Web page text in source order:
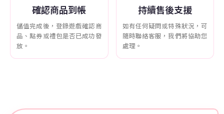
確認商品到帳
儲值完成後，登錄遊戲確認商
品、點券或禮包是否已成功發
放。
持續售後支援
如有任何疑問或特殊狀況，可
隨時聯絡客服，我們將協助您
處理。